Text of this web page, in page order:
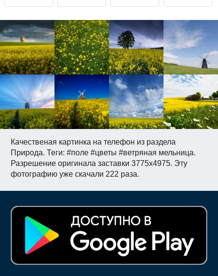
Качественая картинка на телефон из раздела
Природа. Теги: #поле #цветы #ветряная мельница.
Разрешение оригинала заставки 3775x4975. Эту
фотографию уже скачали 222 раза.